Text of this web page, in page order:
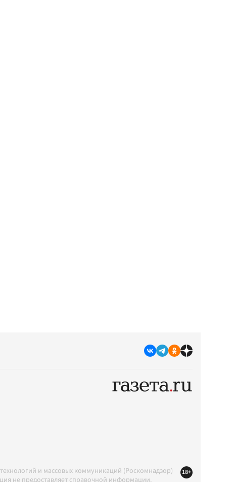
и массовых коммуникаций (Роскомнадзор)
не предоставляет справочной информации.
18+